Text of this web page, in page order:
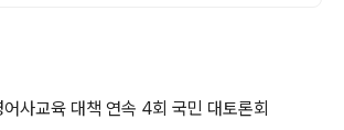
사교육 대책 연속 4회 국민 대토론회